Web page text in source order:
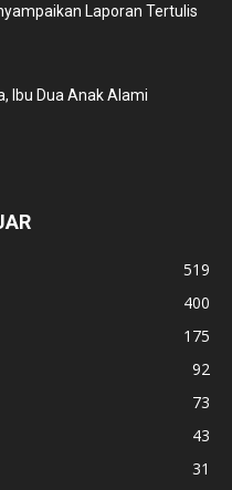
Laporan Tertulis
Ibu Dua Anak Alami
519
400
175
92
73
43
31